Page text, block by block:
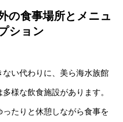
の食事場所とメニュ
ション
い代わりに、美ら海水族館
様な飲食施設があります。
たりと休憩しながら食事を